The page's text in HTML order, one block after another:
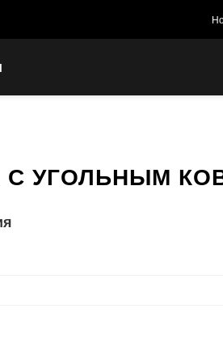
С УГОЛЬНЫМ